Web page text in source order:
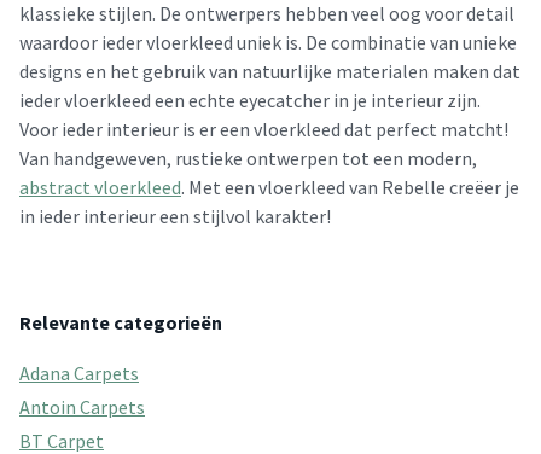
klassieke stijlen. De ontwerpers hebben veel oog voor detail
waardoor ieder vloerkleed uniek is. De combinatie van unieke
designs en het gebruik van natuurlijke materialen maken dat
ieder vloerkleed een echte eyecatcher in je interieur zijn.
Voor ieder interieur is er een vloerkleed dat perfect matcht!
Van handgeweven, rustieke ontwerpen tot een modern,
abstract vloerkleed. Met een vloerkleed van Rebelle creëer je
in ieder interieur een stijlvol karakter!
Relevante categorieën
Adana Carpets
Antoin Carpets
BT Carpet